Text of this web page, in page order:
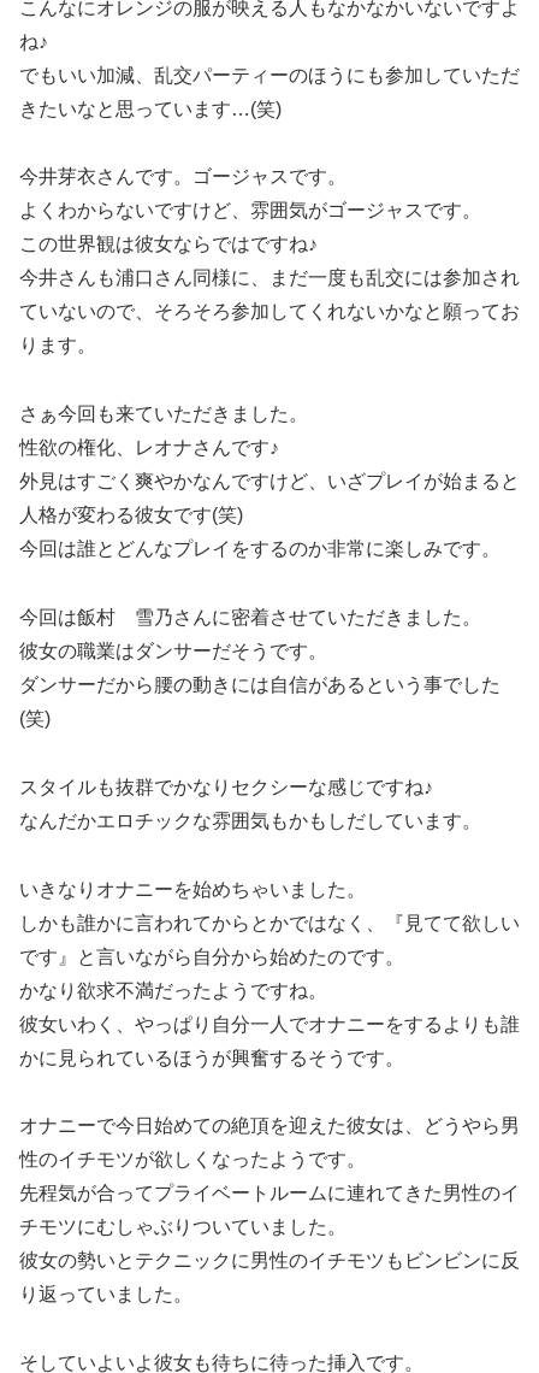
こんなにオレンジの服が映える人もなかなかいないですよ
ね♪
でもいい加減、乱交パーティーのほうにも参加していただ
きたいなと思っています…(笑)
今井芽衣さんです。ゴージャスです。
よくわからないですけど、雰囲気がゴージャスです。
この世界観は彼女ならではですね♪
今井さんも浦口さん同様に、まだ一度も乱交には参加され
ていないので、そろそろ参加してくれないかなと願ってお
ります。
さぁ今回も来ていただきました。
性欲の権化、レオナさんです♪
外見はすごく爽やかなんですけど、いざプレイが始まると
人格が変わる彼女です(笑)
今回は誰とどんなプレイをするのか非常に楽しみです。
今回は飯村 雪乃さんに密着させていただきました。
彼女の職業はダンサーだそうです。
ダンサーだから腰の動きには自信があるという事でした
(笑)
スタイルも抜群でかなりセクシーな感じですね♪
なんだかエロチックな雰囲気もかもしだしています。
いきなりオナニーを始めちゃいました。
しかも誰かに言われてからとかではなく、『見てて欲しい
です』と言いながら自分から始めたのです。
かなり欲求不満だったようですね。
彼女いわく、やっぱり自分一人でオナニーをするよりも誰
かに見られているほうが興奮するそうです。
オナニーで今日始めての絶頂を迎えた彼女は、どうやら男
性のイチモツが欲しくなったようです。
先程気が合ってプライベートルームに連れてきた男性のイ
チモツにむしゃぶりついていました。
彼女の勢いとテクニックに男性のイチモツもビンビンに反
り返っていました。
そしていよいよ彼女も待ちに待った挿入です。